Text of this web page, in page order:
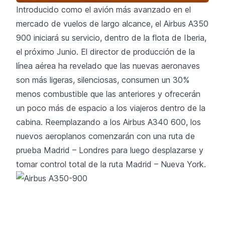
Introducido como el avión más avanzado en el
mercado de vuelos de largo alcance, el Airbus A350
900 iniciará su servicio, dentro de la flota de Iberia,
el próximo Junio. El director de producción de la
línea aérea ha revelado que las nuevas aeronaves
son más ligeras, silenciosas, consumen un 30%
menos combustible que las anteriores y ofrecerán
un poco más de espacio a los viajeros dentro de la
cabina. Reemplazando a los Airbus A340 600, los
nuevos aeroplanos comenzarán con una ruta de
prueba Madrid – Londres para luego desplazarse y
tomar control total de la ruta Madrid – Nueva York.